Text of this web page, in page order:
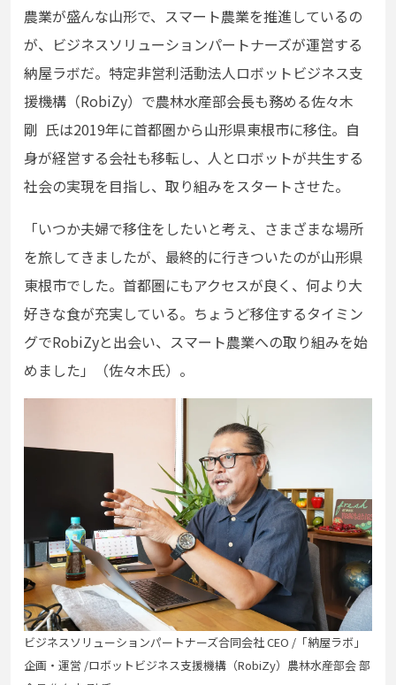
農業が盛んな山形で、スマート農業を推進しているの
が、ビジネスソリューションパートナーズが運営する
納屋ラボだ。特定非営利活動法人ロボットビジネス支
援機構（RobiZy）で農林水産部会長も務める佐々木
剛 氏は2019年に首都圏から山形県東根市に移住。自
身が経営する会社も移転し、人とロボットが共生する
社会の実現を目指し、取り組みをスタートさせた。
「いつか夫婦で移住をしたいと考え、さまざまな場所
を旅してきましたが、最終的に行きついたのが山形県
東根市で した。首都圏にもアクセスが良く、何より大
好きな食が充実している。ちょうど移住するタイミン
グでRobiZyと出会い、スマート農業への取り組みを始
めました」（佐々木氏）。
ビジネスソリューションパートナーズ合同会社 CEO /「納屋ラボ」
企画・運営 /ロボットビジネス支援機構（RobiZy）農林水産部会 部